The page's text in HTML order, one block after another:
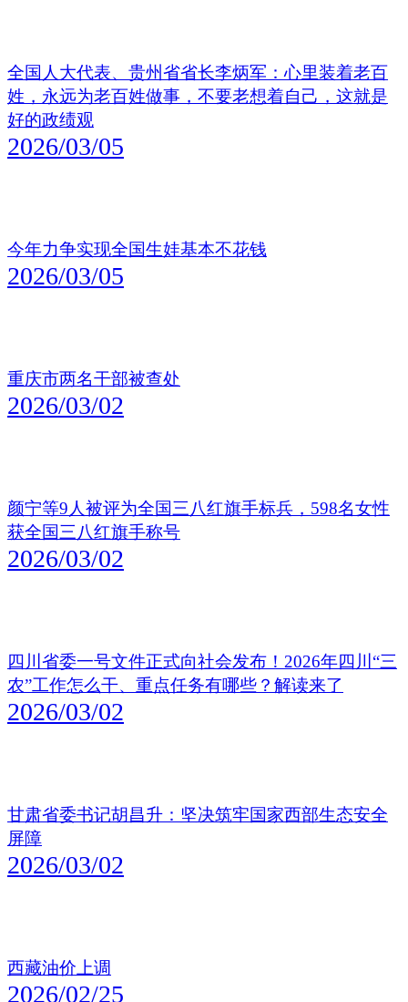
全国人大代表、贵州省省长李炳军：心里装着老百
姓，永远为老百姓做事，不要老想着自己，这就是
好的政绩观
2026/03/05
今年力争实现全国生娃基本不花钱
2026/03/05
重庆市两名干部被查处
2026/03/02
颜宁等9人被评为全国三八红旗手标兵，598名女性
获全国三八红旗手称号
2026/03/02
四川省委一号文件正式向社会发布！2026年四川“三
农”工作怎么干、重点任务有哪些？解读来了
2026/03/02
甘肃省委书记胡昌升：坚决筑牢国家西部生态安全
屏障
2026/03/02
西藏油价上调
2026/02/25